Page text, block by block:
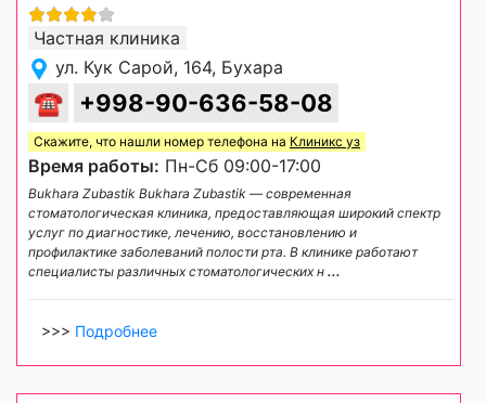
Частная клиника
ул. Кук Сарой, 164, Бухара
☎ +998-90-636-58-08
Скажите, что нашли номер телефона на Клиникс уз
Время работы: Пн-Сб 09:00-17:00
Bukhara Zubastik Bukhara Zubastik — современная
стоматологическая клиника, предоставляющая широкий спектр
услуг по диагностике, лечению, восстановлению и
профилактике заболеваний полости рта. В клинике работают
специалисты различных стоматологических н ...
>>> Подробнее